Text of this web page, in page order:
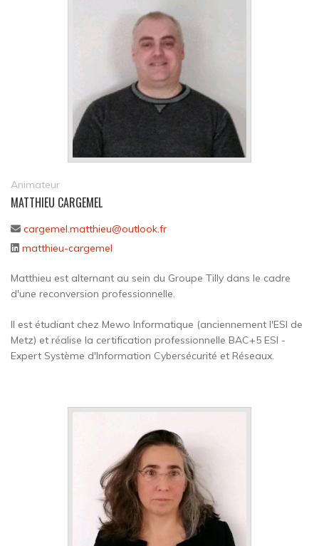
Animateur
MATTHIEU CARGEMEL
cargemel.matthieu@outlook.fr
matthieu-cargemel
Matthieu est alternant au sein du Groupe Tilly dans le cadre
d'une reconversion professionnelle.
Il est étudiant chez Mewo Informatique (anciennement l'ESI de
Metz) et réalise la certification professionnelle BAC+5 ESI -
Expert Système d'Information Cybersécurité et Réseaux.